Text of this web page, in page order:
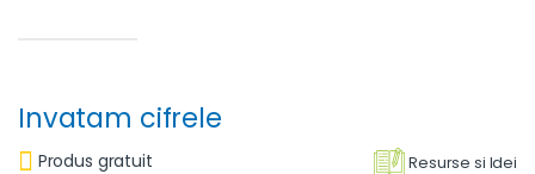
Invatam cifrele
Resurse si Idei
Produs gratuit